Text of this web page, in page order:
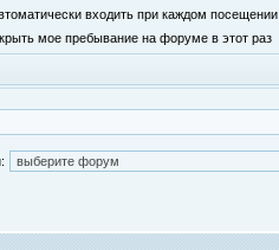
входить при каждом посещении
мое пребывание на форуме в этот раз